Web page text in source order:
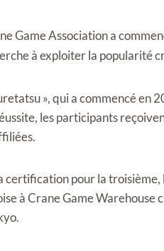
Game Association a
à exploiter la popularité
», qui a commencé en
les participants
pour la troisième,
à Crane Game Warehouse